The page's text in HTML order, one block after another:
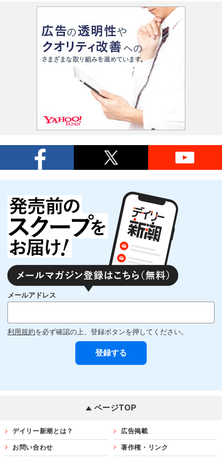
メールアドレス
利用規約を必ず確認の上、登録ボタンを押してください。
ページTOP
デイリー新潮とは？ 広告掲載
お問い合わせ 著作権・リンク